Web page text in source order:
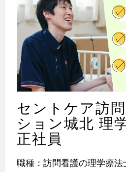
セントケア訪
ション城北 理
正社員
職種：訪問看護の理学療法